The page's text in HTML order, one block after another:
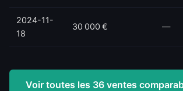
2024-11-
18
30 000 € —
Voir toutes les 36 ventes